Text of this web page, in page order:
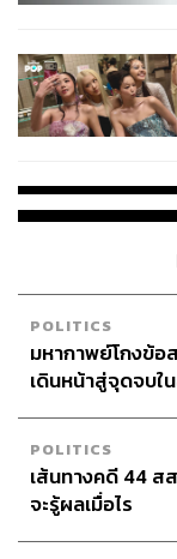
POLITICS
มหากาพย์โกงข้
เดินหน้าสู่จุดจบใ
POLITICS
เส้นทางคดี 44 ส
จะรู้ผลเมื่อไร